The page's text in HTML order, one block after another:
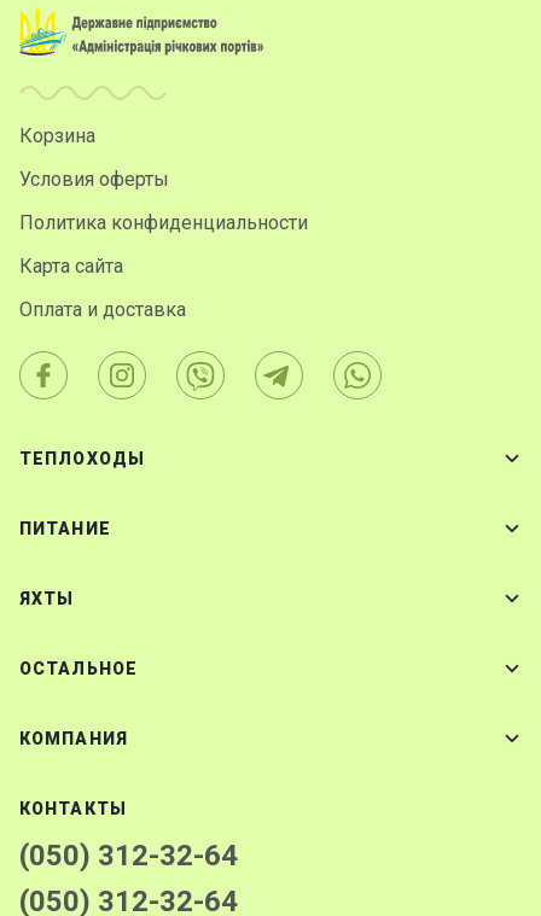
Корзина
Условия оферты
Политика конфиденциальности
Карта сайта
Оплата и доставка
ТЕПЛОХОДЫ
ПИТАНИЕ
ЯХТЫ
ОСТАЛЬНОЕ
КОМПАНИЯ
КОНТАКТЫ
(050) 312-32-64
(050) 312-32-64